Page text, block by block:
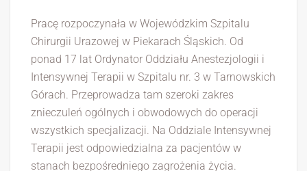
Pracę rozpoczynała w Wojewódzkim Szpitalu
Chirurgii Urazowej w Piekarach Śląskich. Od
ponad 17 lat Ordynator Oddziału Anestezjologii i
Intensywnej Terapii w Szpitalu nr. 3 w Tarnowskich
Górach. Przeprowadza tam szeroki zakres
znieczuleń ogólnych i obwodowych do operacji
wszystkich specjalizacji. Na Oddziale Intensywnej
Terapii jest odpowiedzialna za pacjentów w
stanach bezpośredniego zagrożenia życia.